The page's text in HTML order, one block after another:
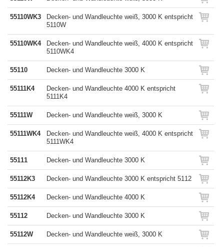
55110WK3
Decken- und Wandleuchte weiß, 3000 K entspricht
5110W
55110WK4
Decken- und Wandleuchte weiß, 4000 K entspricht
5110WK4
55110 Decken- und Wandleuchte 3000 K
55111K4
Decken- und Wandleuchte 4000 K entspricht
5111K4
55111W Decken- und Wandleuchte weiß, 3000 K
55111WK4
Decken- und Wandleuchte weiß, 4000 K entspricht
5111WK4
55111 Decken- und Wandleuchte 3000 K
55112K3 Decken- und Wandleuchte 3000 K entspricht 5112
55112K4 Decken- und Wandleuchte 4000 K
55112 Decken- und Wandleuchte 3000 K
55112W Decken- und Wandleuchte weiß, 3000 K